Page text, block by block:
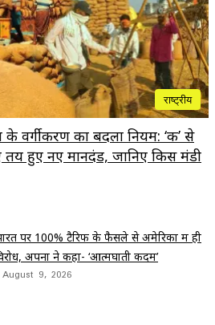
राष्ट्रीय
वर्गीकरण का बदला नियम: ‘क’ से
तय हुए नए मानदंड, जानिए किस मंडी
पर 100% टैरिफ के फैसले से अमेरिका में ही
अपनों ने कहा- ‘आत्मघाती कदम’
August 9, 2026